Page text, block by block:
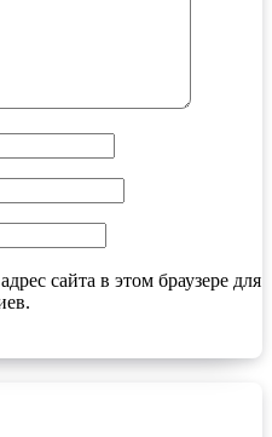
сайта в этом браузере для